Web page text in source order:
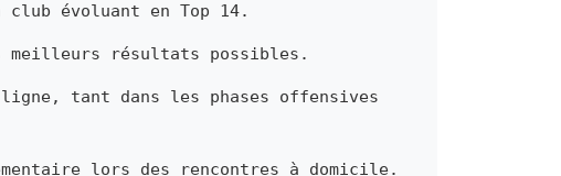
évoluant en Top 14.
meilleurs résultats possibles.
tant dans les phases offensives
lors des rencontres à domicile.